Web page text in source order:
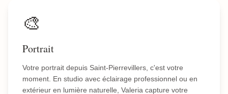
🎨
Portrait
Votre portrait depuis Saint-Pierrevillers, c'est votre
moment. En studio avec éclairage professionnel ou en
extérieur en lumière naturelle, Valeria capture votre